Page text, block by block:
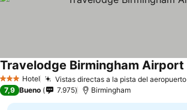
3 Estrellas
Hotel Vistas directas a la pista del aeropuerto
Travelodge Birmingham Airport
7,9 Bueno 7.975 Birmingham